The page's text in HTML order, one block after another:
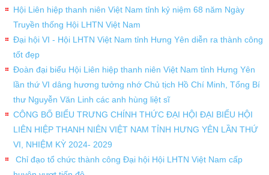
Hội Liên hiệp thanh niên Việt Nam tỉnh kỷ niệm 68 năm Ngày
Truyền thống Hội LHTN Việt Nam
Đại hội VI - Hội LHTN Việt Nam tỉnh Hưng Yên diễn ra thành công
tốt đẹp
Đoàn đại biểu Hội Liên hiệp thanh niên Việt Nam tỉnh Hưng Yên
lần thứ VI dâng hương tưởng nhớ Chủ tịch Hồ Chí Minh, Tổng Bí
thư Nguyễn Văn Linh các anh hùng liệt sĩ
CÔNG BỐ BIỂU TRƯNG CHÍNH THỨC ĐẠI HỘI ĐẠI BIỂU HỘI
LIÊN HIỆP THANH NIÊN VIỆT NAM TỈNH HƯNG YÊN LẦN THỨ
VI, NHIỆM KỲ 2024- 2029
Chỉ đạo tổ chức thành công Đại hội Hội LHTN Việt Nam cấp